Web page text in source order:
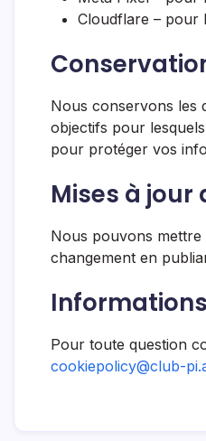
Cloudflare – pour
Nous conservons les
objectifs pour
pour protéger vos
Mises à
Nous pouvons
changement en
Pour toute question
cookiepolicy@club-